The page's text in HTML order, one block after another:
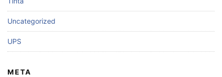
Uncategorized
UPS
META